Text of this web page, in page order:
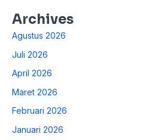
Archives
Agustus 2026
Juli 2026
April 2026
Maret 2026
Februari 2026
Januari 2026